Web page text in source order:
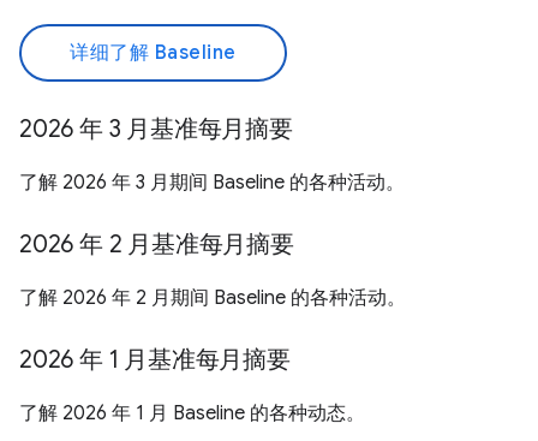
详细了解 Baseline
2026 年 3 月基准每月摘要
了解 2026 年 3 月期间 Baseline 的各种活动。
2026 年 2 月基准每月摘要
了解 2026 年 2 月期间 Baseline 的各种活动。
2026 年 1 月基准每月摘要
了解 2026 年 1 月 Baseline 的各种动态。